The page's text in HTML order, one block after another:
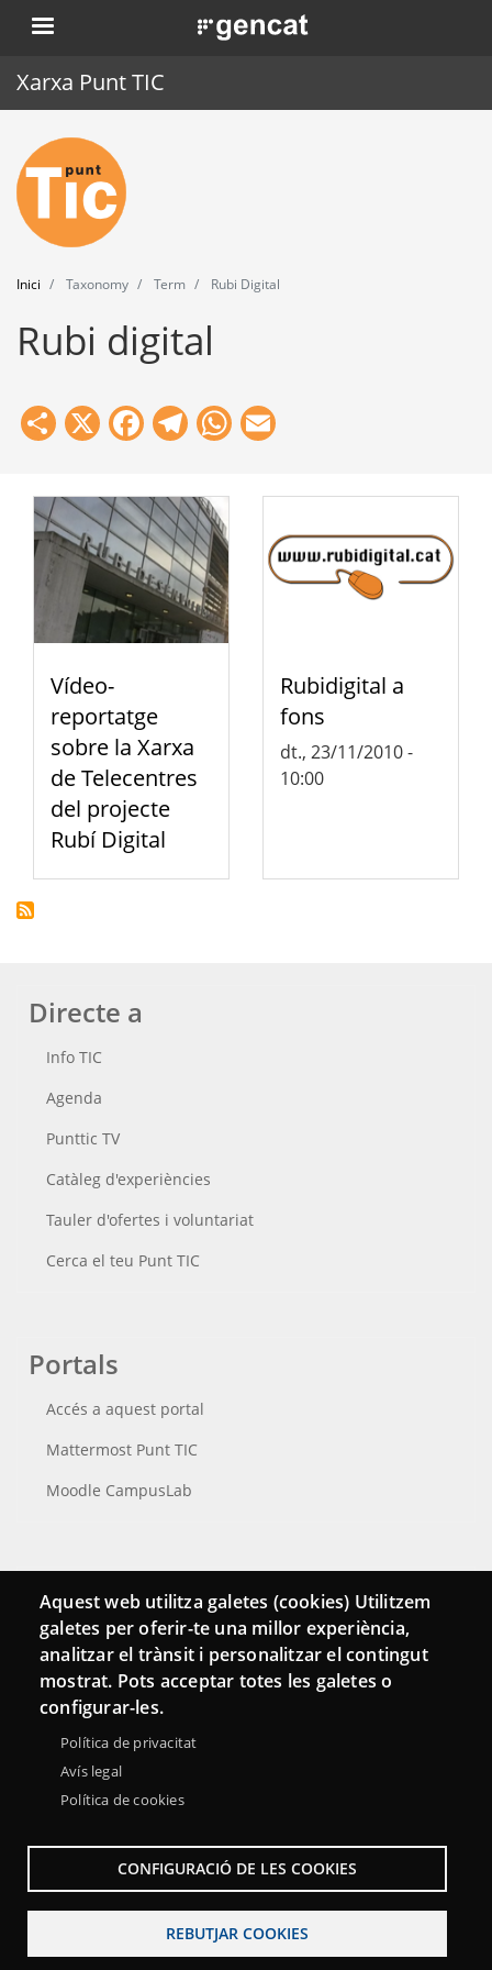
Vés
al
. Obre en una nova finestra.
Xarxa Punt TIC
Inici
Punt TIC
Actualitat
Agenda
Formació
Eines
Inici Taxonomy Term Rubi Digital
Rubi digital
Share
X Facebook
Telegram
WhatsApp
Vídeo-
reportatge
sobre la Xarxa
de Telecentres
del projecte
Rubí Digital
Rubidigital a
fons
dt., 23/11/2010 -
10:00
Directe a
Info TIC
Agenda
Punttic TV
Catàleg d'experiències
Tauler d'ofertes i voluntariat
Cerca el teu Punt TIC
Portals
Accés a aquest portal
Mattermost Punt TIC
Moodle CampusLab
Connecta
Bustia de contacte
Butlletins
Aquest web utilitza galetes (cookies) Utilitzem
galetes per oferir-te una millor experiència,
analitzar el trànsit i personalitzar el contingut
mostrat. Pots acceptar totes les galetes o
configurar-les.
Política de privacitat
Avís legal
Política de cookies
CONFIGURACIÓ DE LES COOKIES
REBUTJAR COOKIES